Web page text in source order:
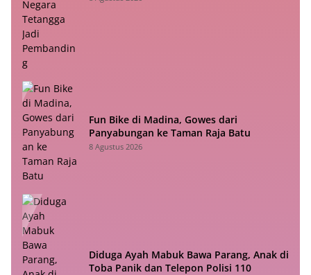
Fun Bike di Madina, Gowes dari
Panyabungan ke Taman Raja Batu
8 Agustus 2026
Diduga Ayah Mabuk Bawa Parang, Anak di
Toba Panik dan Telepon Polisi 110